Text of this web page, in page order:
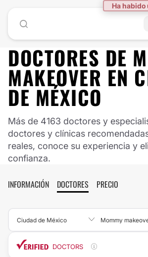
Ha
DOCTORES DE
MAKEOVER EN
DE MÉXICO
Más de 4163 doctores y
doctores y clínicas
reales, conoce su experiencia y
confianza.
INFORMACIÓN DOCTORES PRECIO
Ciudad de México Mommy
DOCTORS